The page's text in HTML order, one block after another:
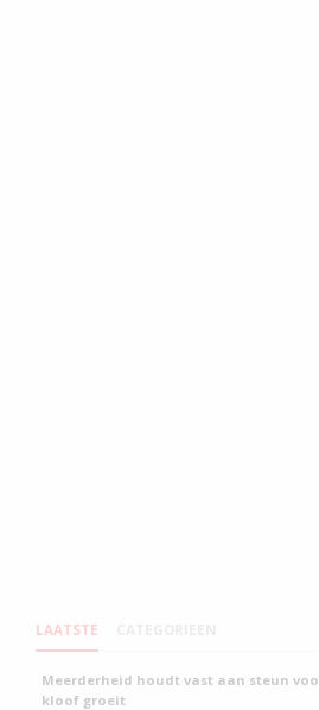
LAATSTE
Meerderheid houdt vast aan steun
kloof groeit